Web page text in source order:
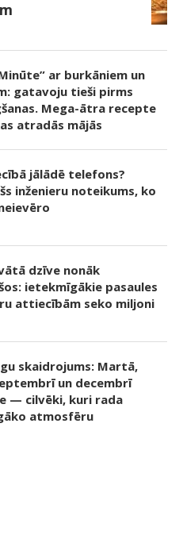
ar burkāniem un
gatavoju tieši pirms
Mega-ātra recepte
atradās mājās
jālādē telefons?
inženieru noteikums, ko
dzīve nonāk
ietekmīgākie pasaules
attiecībām seko miljoni
skaidrojums: Martā,
un decembrī
— cilvēki, kuri rada
atmosfēru